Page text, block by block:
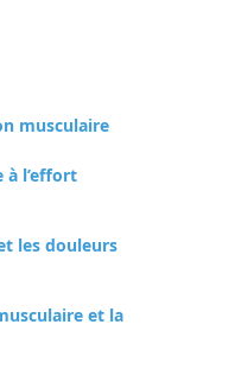
musculaire
à l’effort
les douleurs
et la